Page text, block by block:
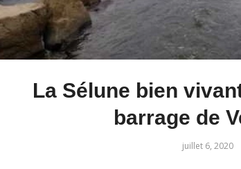
La Sélune bien
barrage de
juillet 6, 2020